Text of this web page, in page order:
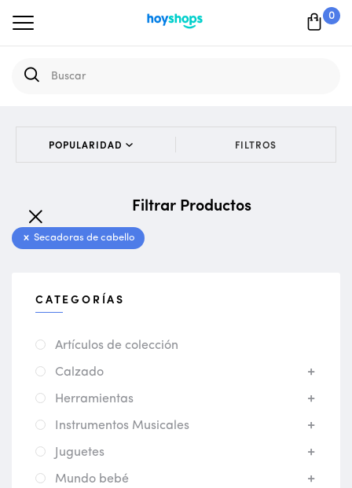
0
FILTROS
Filtrar Productos
Secadoras de cabello
CATEGORÍAS
Artículos de colección
Calzado
Herramientas
Instrumentos Musicales
Juguetes
Mundo bebé